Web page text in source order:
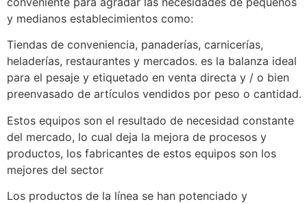
y medianos establecimientos como:
Tiendas de conveniencia, panaderías, carnicerías,
heladerías, restaurantes y mercados. es la balanza ideal
para el pesaje y etiquetado en venta directa y / o bien
preenvasado de artículos vendidos por peso o cantidad.
Estos equipos son el resultado de necesidad constante
del mercado, lo cual deja la mejora de procesos y
productos, los fabricantes de estos equipos son los
mejores del sector
Los productos de la línea se han potenciado y